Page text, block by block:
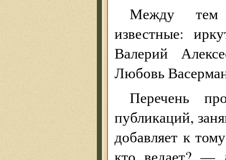
Между тем
известные:
Валерий
Любовь
Перечень
публикаций,
добавляет к